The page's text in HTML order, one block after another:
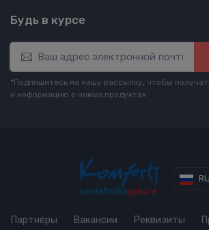
Будь в курсе
*Подпишитесь на нашу рассылку, чтобы
и информацию о новых продуктах
RU
Партнёры Вакансии Реквизиты